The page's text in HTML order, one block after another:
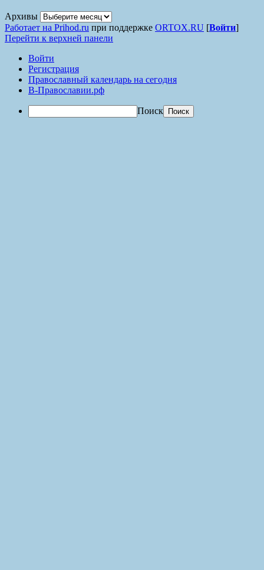
Архивы
Работает на Prihod.ru при поддержке ORTOX.RU [Войти]
Перейти к верхней панели
Войти
Регистрация
Православный календарь на сегодня
В-Православии.рф
Поиск